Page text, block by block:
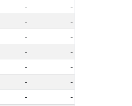
-
-
-
-
-
-
-
-
-
-
-
-
-
-